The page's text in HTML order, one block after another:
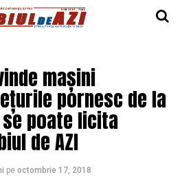
mașini
pornesc de la
se poate licita
de AZI
pe octombrie 17, 2018